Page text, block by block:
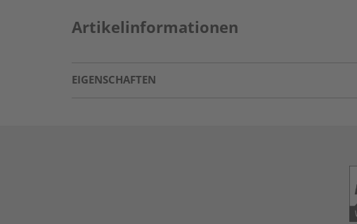
Artikelinformationen
EIGENSCHAFTEN